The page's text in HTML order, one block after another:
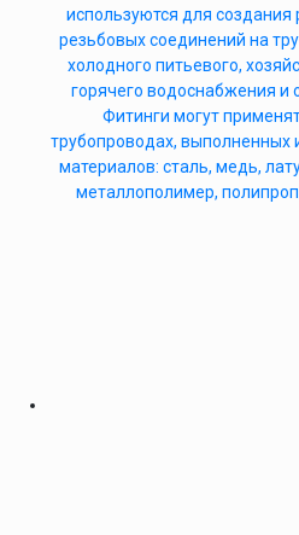
используются для
резьбовых соединений на
холодного питьевого,
горячего водоснабжения и
Фитинги могут
трубопроводах, выполненных
материалов: сталь, медь,
металлополимер,